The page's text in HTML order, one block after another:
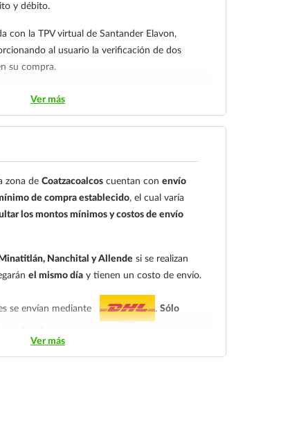
y débito.
con la TPV virtual de Santander Elavon,
al usuario la verificación de dos
su compra.
de Coatzacoalcos
de cuenta: Clave:
deberá enviar su comprobante de pago
ecommerce@farmaciagloria.mxo a
Ver más
zona de Coatzacoalcoscuentan con envío
de compra establecido, el cual varía
los montos mínimos y costos de envío
Minatitlán, Nanchital y Allende si se realizan
el mismo díay tienen un costo de envío.
se envían mediante . Sólo
del tiempo de entrega:tarifa nacional al día
Ver más